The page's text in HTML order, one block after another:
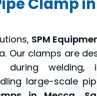
Clamp
SPM
Our clamps are
welding,
large-scale